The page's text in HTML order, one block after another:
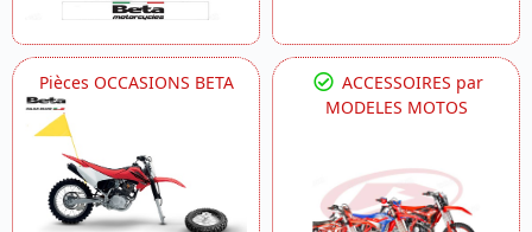
Pièces OCCASIONS BETA
ACCESSOIRES par
MODELES MOTOS